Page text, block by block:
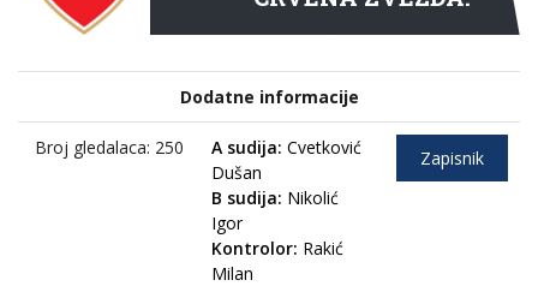
Dodatne informacije
Broj gledalaca: 250 A sudija: Cvetković
Dušan
B sudija: Nikolić
Igor
Kontrolor: Rakić
Milan
Zapisnik